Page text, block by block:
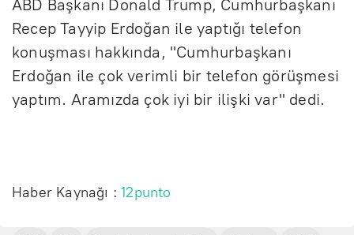
ABD Başkanı Donald Trump, Cumhurbaşkanı
Recep Tayyip Erdoğan ile yaptığı telefon
konuşması hakkında, "Cumhurbaşkanı
Erdoğan ile çok verimli bir telefon görüşmesi
yaptım. Aramızda çok iyi bir ilişki var" dedi.
Haber Kaynağı :12punto